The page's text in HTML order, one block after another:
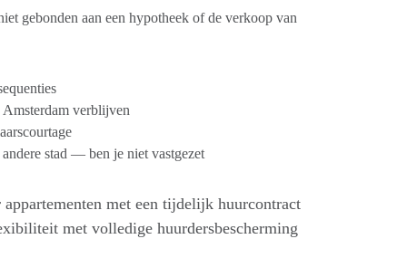
gebonden aan een hypotheek of de verkoop van
verblijven
stad — ben je niet vastgezet
met een tijdelijk huurcontract
met volledige huurdersbescherming